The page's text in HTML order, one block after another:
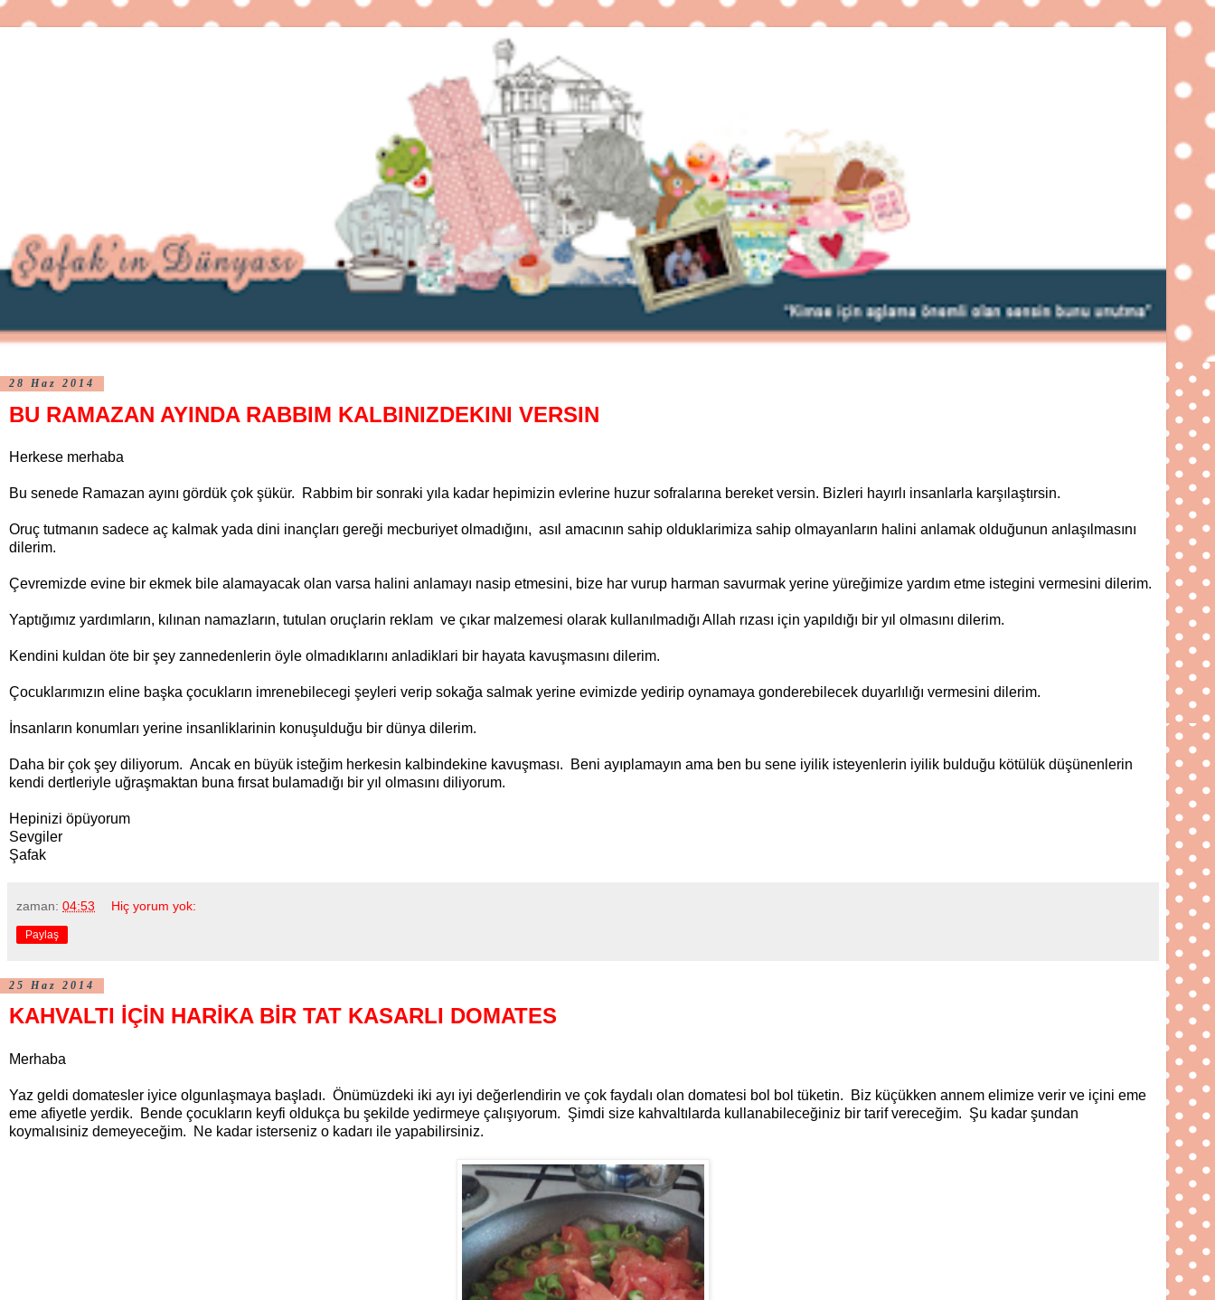
28 Haz 2014
BU RAMAZAN AYINDA RABBIM KALBINIZDEKINI VERSIN
Herkese merhaba
Bu senede Ramazan ayını gördük çok şükür. Rabbim bir sonraki yıla kadar hepimizin evlerine huzur sofralarına bereket versin. Bizleri hayırlı insanlarla karşılaştırsin.
Oruç tutmanın sadece aç kalmak yada dini inançları gereği mecburiyet olmadığını, asıl amacının sahip olduklarimiza sahip olmayanların halini anlamak olduğunun anlaşılmasını
dilerim.
Çevremizde evine bir ekmek bile alamayacak olan varsa halini anlamayı nasip etmesini, bize har vurup harman savurmak yerine yüreğimize yardım etme istegini vermesini dilerim.
Yaptığımız yardımların, kılınan namazların, tutulan oruçlarin reklam ve çıkar malzemesi olarak kullanılmadığı Allah rızası için yapıldığı bir yıl olmasını dilerim.
Kendini kuldan öte bir şey zannedenlerin öyle olmadıklarını anladiklari bir hayata kavuşmasını dilerim.
Çocuklarımızın eline başka çocukların imrenebilecegi şeyleri verip sokağa salmak yerine evimizde yedirip oynamaya gonderebilecek duyarlılığı vermesini dilerim.
İnsanların konumları yerine insanliklarinin konuşulduğu bir dünya dilerim.
Daha bir çok şey diliyorum. Ancak en büyük isteğim herkesin kalbindekine kavuşması. Beni ayıplamayın ama ben bu sene iyilik isteyenlerin iyilik bulduğu kötülük düşünenlerin
kendi dertleriyle uğraşmaktan buna fırsat bulamadığı bir yıl olmasını diliyorum.
Hepinizi öpüyorum
Sevgiler
Şafak
zaman: 04:53 Hiç yorum yok:
Paylaş
25 Haz 2014
KAHVALTI İÇİN HARİKA BİR TAT KASARLI DOMATES
Merhaba
Yaz geldi domatesler iyice olgunlaşmaya başladı. Önümüzdeki iki ayı iyi değerlendirin ve çok faydalı olan domatesi bol bol tüketin. Biz küçükken annem elimize verir ve içini eme
eme afiyetle yerdik. Bende çocukların keyfi oldukça bu şekilde yedirmeye çalışıyorum. Şimdi size kahvaltılarda kullanabileceğiniz bir tarif vereceğim. Şu kadar şundan
koymalısiniz demeyeceğim. Ne kadar isterseniz o kadarı ile yapabilirsiniz.